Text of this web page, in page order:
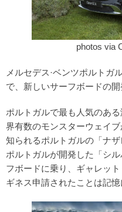
photos via
メルセデス·ベンツポルトガ
で、新しいサーフボードの開
ポルトガルで最も人気のあ
界有数のモンスターウェイ
知られるポルトガルの「ナ
ポルトガルが開発した「シ
フボードに乗り、ギャレッ
ギネス申請されたことは記憶